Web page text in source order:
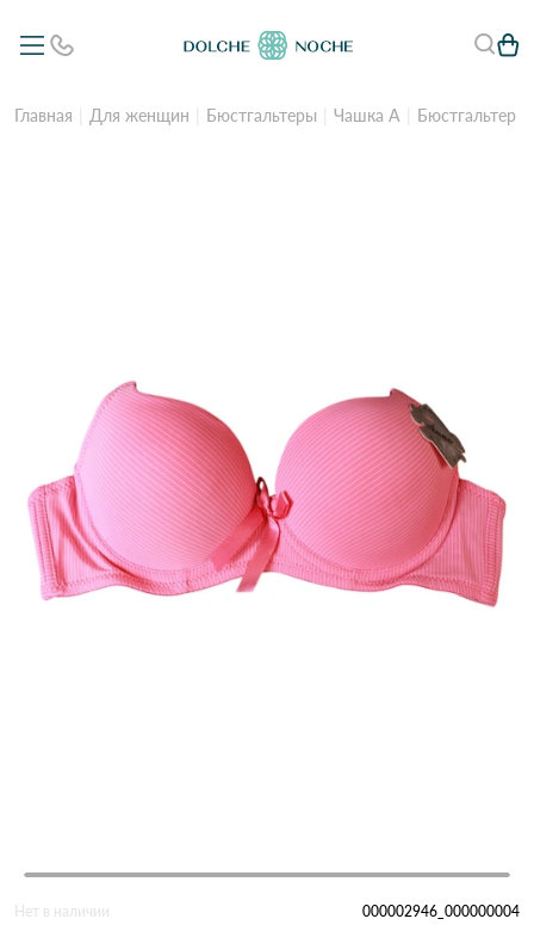
Главная Для женщин Бюстгальтеры Чашка А Бюстгальтер
Нет в наличии 000002946_000000004